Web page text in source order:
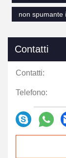
non spumante
Contatti
Contatti:
Telefono: